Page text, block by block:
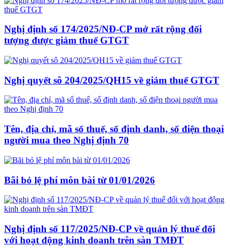
Nghị định số 174/2025/NĐ-CP mở rất rộng đối
tượng được giảm thuế GTGT
Nghị quyết sô 204/2025/QH15 về giảm thuế GTGT
Tên, địa chỉ, mã số thuế, số định danh, số điện thoại
người mua theo Nghị định 70
Bãi bỏ lệ phí môn bài từ 01/01/2026
Nghị định số 117/2025/NĐ-CP về quản lý thuế đối
với hoạt động kinh doanh trên sàn TMĐT